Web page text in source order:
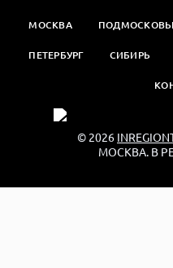
МОСКВА
ПЕТЕРБУРГ СИБИРЬ
© 2026
МОСКВА. В